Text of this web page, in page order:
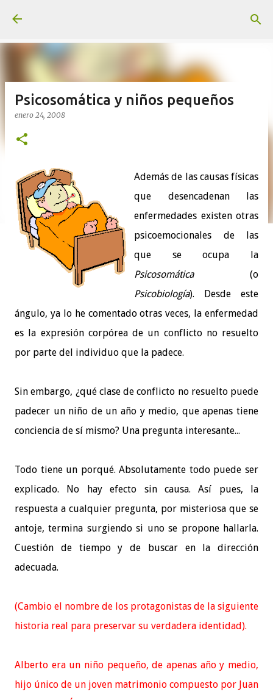
Psicosomática y niños pequeños
enero 24, 2008
Además de las causas físicas
que desencadenan las
enfermedades existen otras
psicoemocionales de las
que se ocupa la
Psicosomática(o
Psicobiología). Desde este
ángulo, ya lo he comentado otras veces, la enfermedad
es la expresión corpórea de un conflicto no resuelto
por parte del individuo que la padece.
Sin embargo, ¿qué clase de conflicto no resuelto puede
padecer un niño de un año y medio, que apenas tiene
conciencia de sí mismo? Una pregunta interesante...
Todo tiene un porqué. Absolutamente todo puede ser
explicado. No hay efecto sin causa. Así pues, la
respuesta a cualquier pregunta, por misteriosa que se
antoje, termina surgiendo si uno se propone hallarla.
Cuestión de tiempo y de buscar en la dirección
adecuada.
(Cambio el nombre de los protagonistas de la siguiente
historia real para preservar su verdadera identidad).
Alberto era un niño pequeño, de apenas año y medio,
hijo único de un joven matrimonio compuesto por Juan